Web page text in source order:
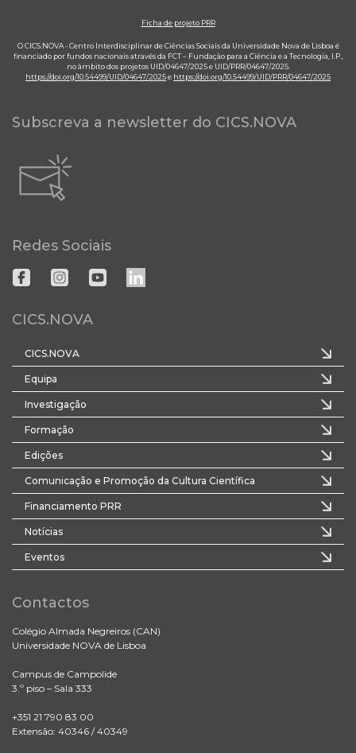
Ficha de projeto PRR
O CICS.NOVA - Centro Interdisciplinar de Ciências Sociais da Universidade Nova de Lisboa é
financiado por fundos nacionais através da FCT – Fundação para a Ciência e a Tecnologia, I.P.,
no âmbito dos projetos UID/04647/2025 e UID/PRR/04647/2025.
https://doi.org/10.54499/UID/04647/2025e https://doi.org/10.54499/UID/PRR/04647/2025
Subscreva a newsletter do CICS.NOVA
Redes Sociais
CICS.NOVA
CICS.NOVA
Equipa
Investigação
Formação
Edições
Comunicação e Promoção da Cultura Científica
Financiamento PRR
Notícias
Eventos
Contactos
Colégio Almada Negreiros (CAN)
Universidade NOVA de Lisboa
Campus de Campolide
3.º piso – Sala 333
+351 21 790 83 00
Extensão: 40346 / 40349